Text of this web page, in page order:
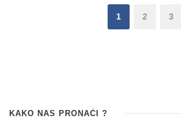
1 2 3
KAKO NAS PRONAĆI ?